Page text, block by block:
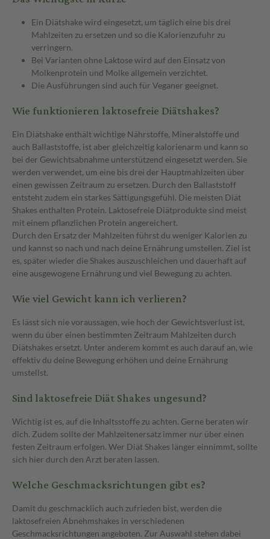
Ein Diätshake wird eingesetzt, um täglich eine bis drei
Mahlzeiten zu ersetzen und so die Kalorienzufuhr zu
verringern.
Bei Varianten ohne Laktose wird auf den Einsatz von
Molkenprotein und Molke allgemein verzichtet.
Die Ausführungen sind auch für Veganer geeignet.
Wie funktionieren laktosefreie Diätshakes?
Ein Diätshake enthält wichtige Nährstoffe, Mineralstoffe und
auch Ballaststoffe, ist aber gleichzeitig kalorienarm und kann so
bei der Gewichtsabnahme unterstützend eingesetzt werden. Sie
werden verwendet, um eine bis drei der Hauptmahlzeiten über
einen gewissen Zeitraum zu ersetzen. Durch den Ballaststoff
entsteht zudem ein starkes Sättigungsgefühl. Die meisten Diät
Shakes enthalten Protein. Laktosefreie Diätprodukte sind meist
mit einem pflanzlichen Protein angereichert.
Durch den Ersatz der Mahlzeiten führst du weniger Kalorien zu
und kannst so nach und nach deine Ernährung umstellen. Ziel ist
es, später wieder die Shakes auszuschleichen und dauerhaft auf
eine ausgewogene Ernährung und viel Bewegung zu achten.
Wie viel Gewicht kann ich verlieren?
Es lässt sich nie voraussagen, wie hoch der Gewichtsverlust ist,
wenn du über einen bestimmten Zeitraum Mahlzeiten durch
Diätshakes ersetzt. Unter anderem kommt es auch darauf an, wie
effektiv du deine Bewegung erhöhen und deine Ernährung
umstellst.
Sind laktosefreie Diät Shakes ungesund?
Wichtig ist es, auf die Inhaltsstoffe zu achten. Gerne beraten wir
dich. Zudem sollte der Mahlzeitenersatz immer nur über einen
festen Zeitraum erfolgen. Wer Diät Shakes länger einnimmt, sollte
sich hier durch den Arzt beraten lassen.
Welche Geschmacksrichtungen gibt es?
Damit du geschmacklich auch zufrieden bist, werden die
laktosefreien Abnehmshakes in verschiedenen
Geschmacksrichtungen angeboten. Zur Auswahl stehen dabei